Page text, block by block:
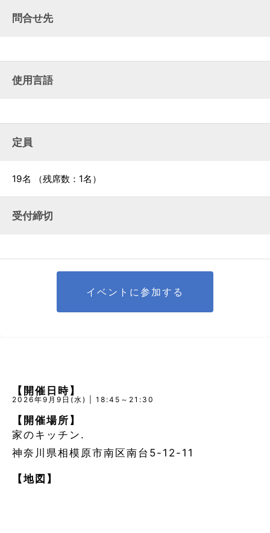
問合せ先
使用言語
定員
19名 （残席数：1名）
受付締切
イベントに参加する
【開催日時】
2026年9月9日(水) | 18:45～21:30
【開催場所】
家のキッチン.
神奈川県相模原市南区南台5-12-11
【地図】